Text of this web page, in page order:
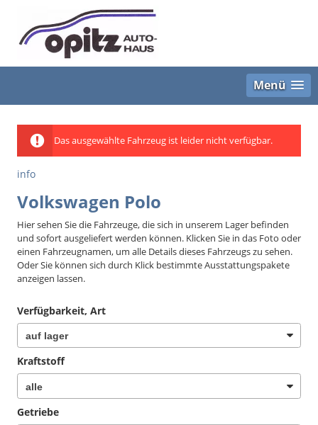
Menü
Das ausgewählte Fahrzeug ist leider nicht verfügbar.
info
Volkswagen Polo
Hier sehen Sie die Fahrzeuge, die sich in unserem Lager befinden
und sofort ausgeliefert werden können. Klicken Sie in das Foto oder
einen Fahrzeugnamen, um alle Details dieses Fahrzeugs zu sehen.
Oder Sie können sich durch Klick bestimmte Ausstattungspakete
anzeigen lassen.
Verfügbarkeit, Art
Kraftstoff
Getriebe